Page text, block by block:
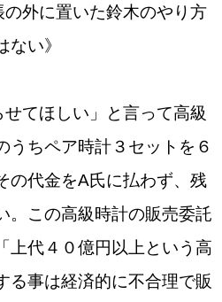
外に置いた鈴木のやり方
い》
せてほしい」と言って高級
うちペア時計３セットを６
の代金をA氏に払わず、残
。この高級時計の販売委託
上代４０億円以上という高
る事は経済的に不合理で販